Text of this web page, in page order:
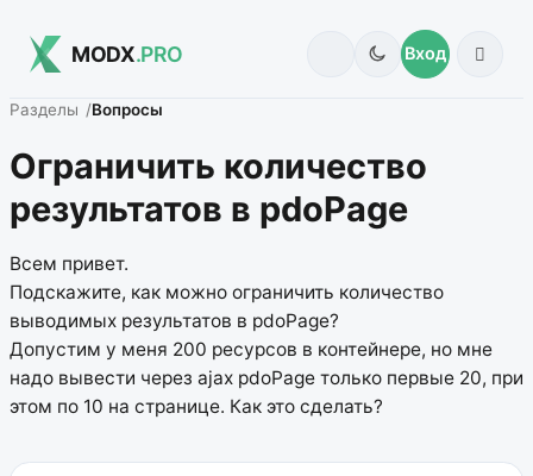
MODX.PRO Вход
Разделы Вопросы
Ограничить количество
результатов в pdoPage
Всем привет.
Подскажите, как можно ограничить количество
выводимых результатов в pdoPage?
Допустим у меня 200 ресурсов в контейнере, но мне
надо вывести через ajax pdoPage только первые 20, при
этом по 10 на странице. Как это сделать?